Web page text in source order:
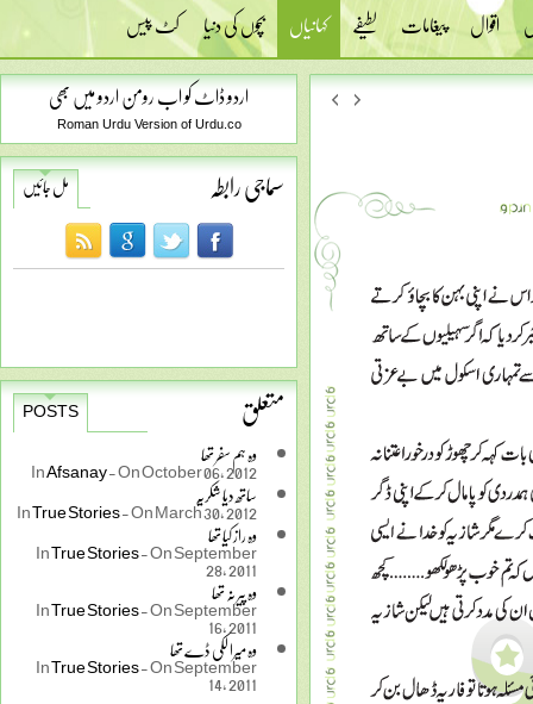
اقوال پیغامات لطیفے کہانیاں بچوں کی دنیا کٹ پیس
اردو ڈاٹ کو اب رومن اردو میں بھی
Roman Urdu Version of Urdu.co
سماجی رابطہ مل جائیں
متعلق
POSTS
وہ ہم سفر تھا
InAfsanay-On October 06, 2012
ساتھ دیا شکریہ InTrue Stories-On March 30, 2012
وہ راز کیا تھا InTrue Stories-On September
28, 2011
وہ پیر نہ تھا InTrue Stories-On September
16, 2011
وہ میرا لکی ڈے تھا InTrue Stories-On September
14, 2011